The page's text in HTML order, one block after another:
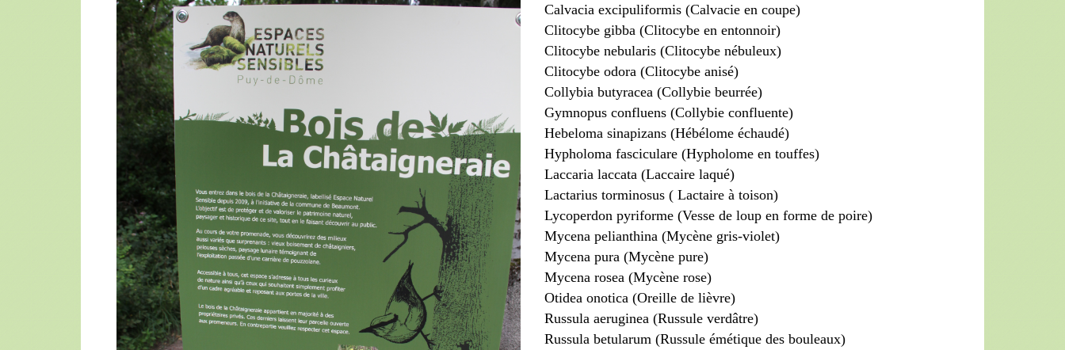
Calvacia excipuliformis (Calvacie en coupe)
Clitocybe gibba (Clitocybe en entonnoir)
Clitocybe nebularis (Clitocybe nébuleux)
Clitocybe odora (Clitocybe anisé)
Collybia butyracea (Collybie beurrée)
Gymnopus confluens (Collybie confluente)
Hebeloma sinapizans (Hébélome échaudé)
Hypholoma fasciculare (Hypholome en touffes)
Laccaria laccata (Laccaire laqué)
Lactarius torminosus ( Lactaire à toison)
Lycoperdon pyriforme (Vesse de loup en forme de poire)
Mycena pelianthina (Mycène gris-violet)
Mycena pura (Mycène pure)
Mycena rosea (Mycène rose)
Otidea onotica (Oreille de lièvre)
Russula aeruginea (Russule verdâtre)
Russula betularum (Russule émétique des bouleaux)